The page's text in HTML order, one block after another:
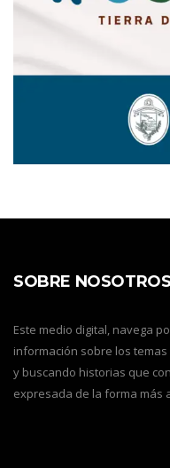
SOBRE NOSOTROS
Este medio digital, navega
información sobre los
y buscando historias que
expresada de la forma más